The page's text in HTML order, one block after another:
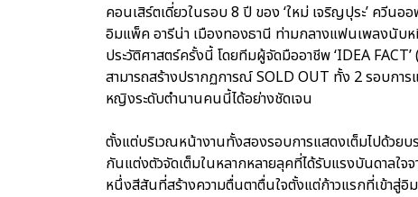
คอนเสิร์ตเดี่ยวในรอบ 8 ปี ของ ‘ใหม่ เจริญปุระ’ ควี
อิมแพ็ค อารีน่า เมืองทองธานี ท่ามกลางแฟนเพลงนั
ประวัติศาสตร์ครั้งนี้ โดยทีมผู้จัดมืออาชีพ ‘IDEA FACT’
สามารถสร้างปรากฏการณ์ SOLD OUT ทั้ง 2 รอบก
หญิงระดับตำนานคนนี้ได้อย่างชัดเจน
ตั้งแต่บริเวณหน้างานทั้งสองรอบการแสดงเต็มไปด้วย
กันแต่งตัวจัดเต็มในหลากหลายลุคที่ได้รับแรงบันดาลใจ
หนึ่งสีสันที่สร้างความตื่นตาตื่นใจตั้งแต่ก้าวแรกที่เข้าสู่อิ